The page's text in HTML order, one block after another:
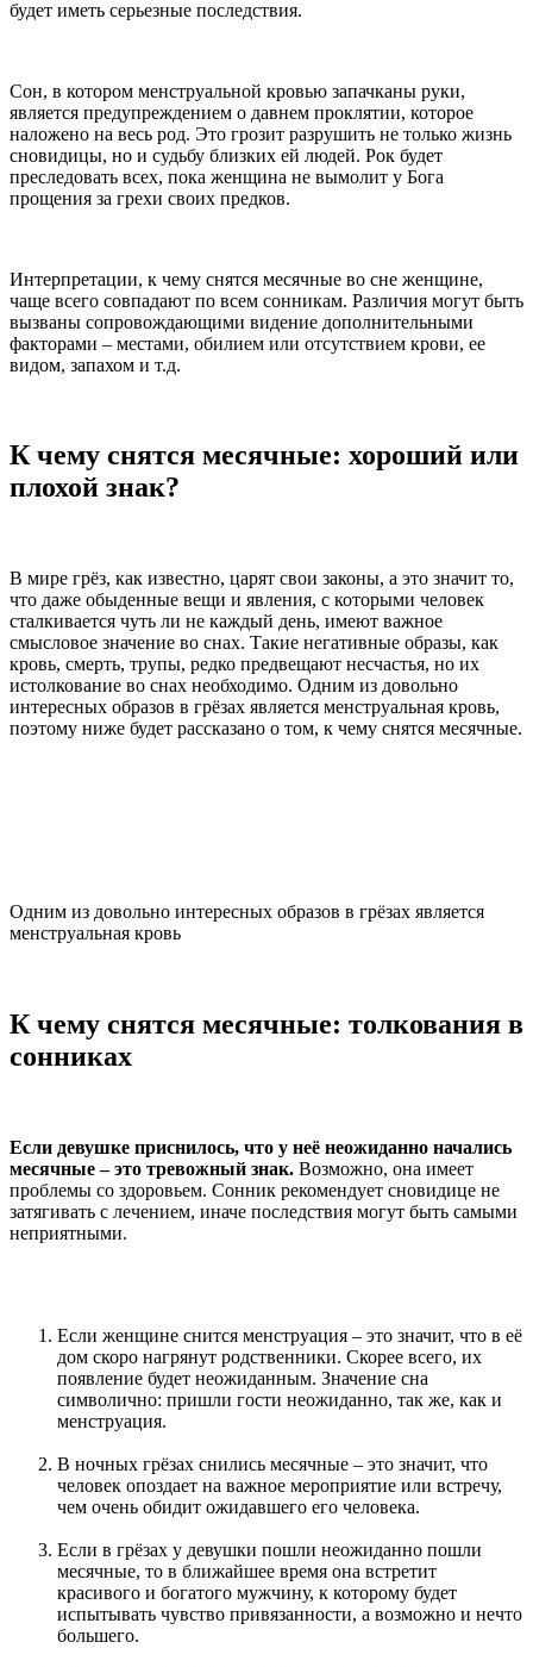
будет иметь серьезные последствия.
Сон, в котором менструальной кровью запачканы руки,
является предупреждением о давнем проклятии, которое
наложено на весь род. Это грозит разрушить не только жизнь
сновидицы, но и судьбу близких ей людей. Рок будет
преследовать всех, пока женщина не вымолит у Бога
прощения за грехи своих предков.
Интерпретации, к чему снятся месячные во сне женщине,
чаще всего совпадают по всем сонникам. Различия могут быть
вызваны сопровождающими видение дополнительными
факторами – местами, обилием или отсутствием крови, ее
видом, запахом и т.д.
К чему снятся месячные: хороший или
плохой знак?
В мире грёз, как известно, царят свои законы, а это значит то,
что даже обыденные вещи и явления, с которыми человек
сталкивается чуть ли не каждый день, имеют важное
смысловое значение во снах. Такие негативные образы, как
кровь, смерть, трупы, редко предвещают несчастья, но их
истолкование во снах необходимо. Одним из довольно
интересных образов в грёзах является менструальная кровь,
поэтому ниже будет рассказано о том, к чему снятся месячные.
Одним из довольно интересных образов в грёзах является
менструальная кровь
К чему снятся месячные: толкования в
сонниках
Если девушке приснилось, что у неё неожиданно начались
месячные – это тревожный знак. Возможно, она имеет
проблемы со здоровьем. Сонник рекомендует сновидице не
затягивать с лечением, иначе последствия могут быть самыми
неприятными.
Если женщине снится менструация – это значит, что в её
дом скоро нагрянут родственники. Скорее всего, их
появление будет неожиданным. Значение сна
символично: пришли гости неожиданно, так же, как и
менструация.
В ночных грёзах снились месячные – это значит, что
человек опоздает на важное мероприятие или встречу,
чем очень обидит ожидавшего его человека.
Если в грёзах у девушки пошли неожиданно пошли
месячные, то в ближайшее время она встретит
красивого и богатого мужчину, к которому будет
испытывать чувство привязанности, а возможно и нечто
большего.